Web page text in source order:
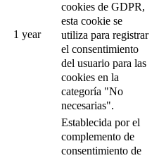
1 year
cookies de GDPR,
esta cookie se
utiliza para registrar
el consentimiento
del usuario para las
cookies en la
categoría "No
necesarias".
Establecida por el
complemento de
consentimiento de